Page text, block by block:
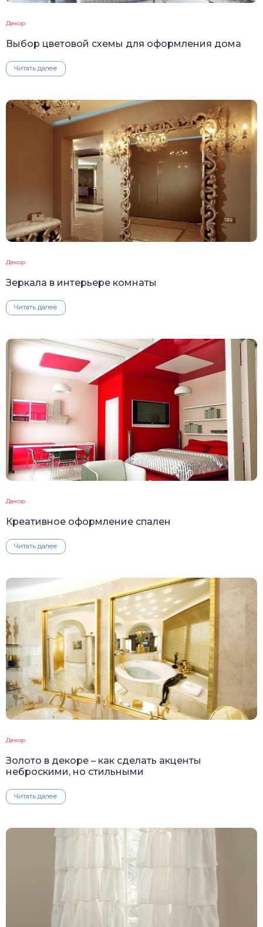
Декор
Выбор цветовой схемы для оформления дома
Читать далее
Декор
Зеркала в интерьере комнаты
Читать далее
Декор
Креативное оформление спален
Читать далее
Декор
Золото в декоре – как сделать акценты
неброскими, но стильными
Читать далее